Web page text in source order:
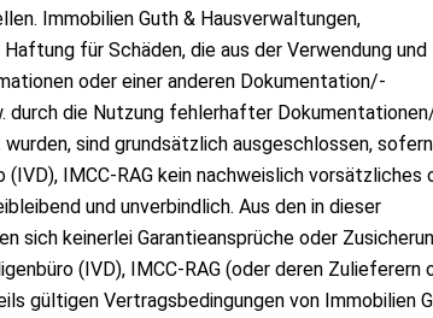
Immobilien Guth & Hausverwaltungen,
für Schäden, die aus der Verwendung und
oder einer anderen Dokumentation/-
durch die Nutzung fehlerhafter
sind grundsätzlich ausgeschlossen, sofern
IMCC-RAG kein nachweislich vorsätzliches
und unverbindlich. Aus den in dieser
sich keinerlei Garantieansprüche oder
(IVD), IMCC-RAG (oder deren Zulieferern
gültigen Vertragsbedingungen von Immobilien